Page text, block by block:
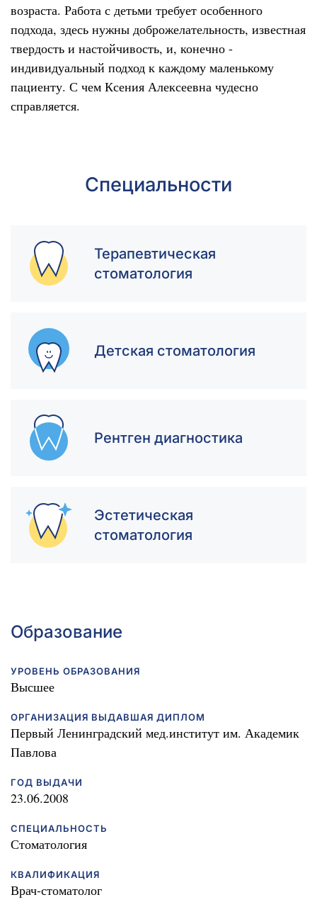
возраста. Работа с детьми требует особенного
подхода, здесь нужны доброжелательность, известная
твердость и настойчивость, и, конечно -
индивидуальный подход к каждому маленькому
пациенту. С чем Ксения Алексеевна чудесно
справляется.
Специальности
Терапевтическая
стоматология
Детская стоматология
Рентген диагностика
Эстетическая
стоматология
Образование
УРОВЕНЬ ОБРАЗОВАНИЯ
Высшее
ОРГАНИЗАЦИЯ ВЫДАВШАЯ ДИПЛОМ
Первый Ленинградский мед.институт им. Академик
Павлова
ГОД ВЫДАЧИ
23.06.2008
СПЕЦИАЛЬНОСТЬ
Стоматология
КВАЛИФИКАЦИЯ
Врач-стоматолог